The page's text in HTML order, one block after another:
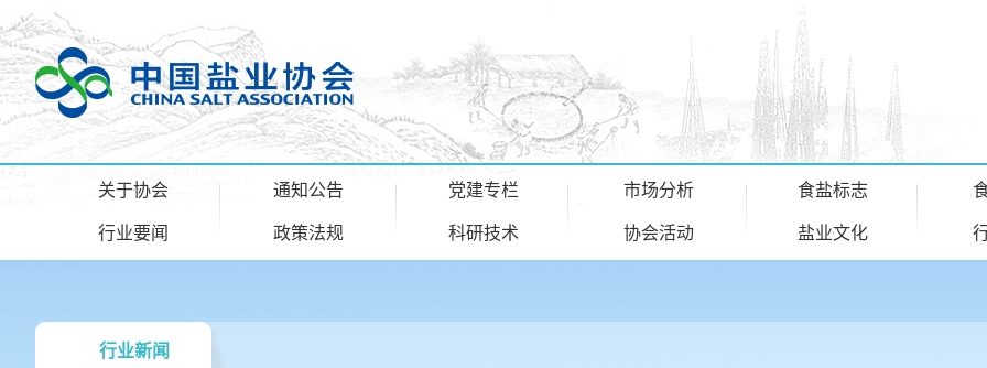
关于协会 通知公告 党建专栏 市场分析 食盐标志
行业要闻 政策法规 科研技术 协会活动 盐业文化
行业新闻